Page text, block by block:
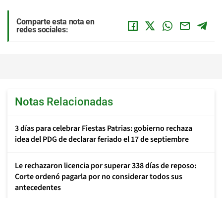
Comparte esta nota en
redes sociales:
Notas Relacionadas
3 días para celebrar Fiestas Patrias: gobierno rechaza
idea del PDG de declarar feriado el 17 de septiembre
Le rechazaron licencia por superar 338 días de reposo:
Corte ordenó pagarla por no considerar todos sus
antecedentes